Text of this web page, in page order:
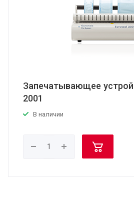
Запечатывающее
2001
В наличии